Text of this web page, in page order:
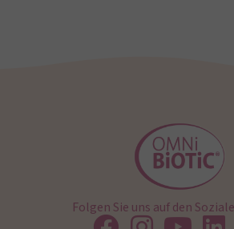
Folgen Sie uns auf den